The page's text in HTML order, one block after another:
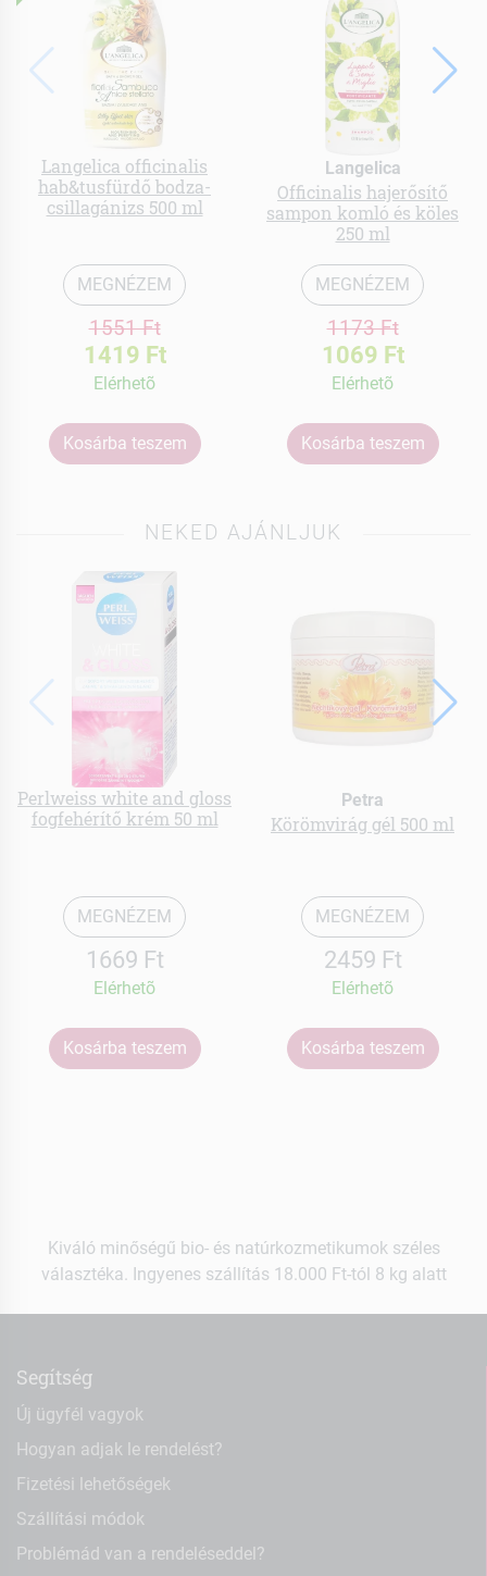
Langelica officinalis
hab&tusfürdő bodza-
csillagánizs 500 ml
MEGNÉZEM
1551 Ft
1419 Ft
Elérhetõ
Kosárba teszem
Langelica
Officinalis hajerősítő
sampon komló és köles
250 ml
MEGNÉZEM
1173 Ft
1069 Ft
Elérhetõ
Kosárba teszem
NEKED AJÁNLJUK
Perlweiss white and gloss
fogfehérítő krém 50 ml
MEGNÉZEM
1669 Ft
Elérhetõ
Kosárba teszem
Petra
Körömvirág gél 500 ml
MEGNÉZEM
2459 Ft
Elérhetõ
Kosárba teszem
Kiváló minőségű bio- és natúrkozmetikumok széles
választéka. Ingyenes szállítás 18.000 Ft-tól 8 kg alatt
Segítség
Új ügyfél vagyok
Hogyan adjak le rendelést?
Fizetési lehetőségek
Szállítási módok
Problémád van a rendeléseddel?